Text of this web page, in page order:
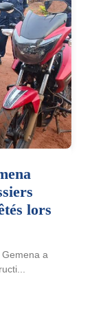
lors
a